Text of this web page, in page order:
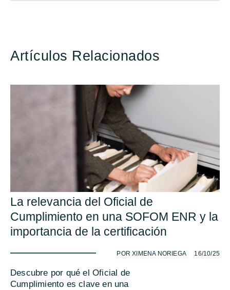
Artículos Relacionados
La relevancia del Oficial de
Cumplimiento en una SOFOM ENR y la
importancia de la certificación
- POR XIMENA NORIEGA 16/10/25
Descubre por qué el Oficial de
Cumplimiento es clave en una